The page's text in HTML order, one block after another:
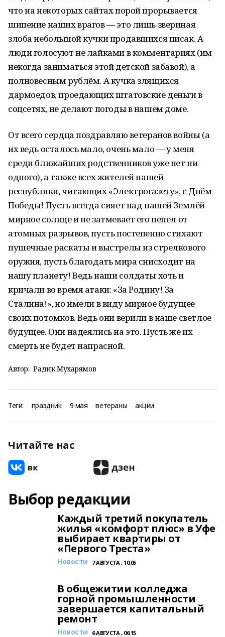
что на некоторых сайтах порой прорывается
шипение наших врагов — это лишь звериная
злоба небольшой кучки продавшихся писак. А
люди голосуют не лайками в комментариях (им
некогда заниматься этой детской забавой), а
полновесным рублём. А кучка злящихся
дармоедов, проедающих штатовские деньги в
соцсетях, не делают погоды в нашем доме.
От всего сердца поздравляю ветеранов войны (а
их ведь осталось мало, очень мало — у меня
среди ближайших родственников уже нет ни
одного), а также всех жителей нашей
республики, читающих «Электрогазету», с Днём
Победы! Пусть всегда сияет над нашей Землёй
мирное солнце и не затмевает его пепел от
атомных разрывов, пусть постепенно стихают
пушечные раскаты и выстрелы из стрелкового
оружия, пусть благодать мира снисходит на
нашу планету! Ведь наши солдаты хоть и
кричали во время атаки: «За Родину! За
Сталина!», но имели в виду мирное будущее
своих потомков. Ведь они верили в наше светлое
будущее. Они надеялись на это. Пусть же их
смерть не будет напрасной.
Автор: Радик Мухарямов
Теги: праздник 9 мая ветераны акции
Читайте нас
Выбор редакции
Каждый третий покупатель
жилья «комфорт плюс» в Уфе
выбирает квартиры от
«Первого Треста»
Новости 7 АВГУСТА , 10:05
В общежитии колледжа
горной промышленности
завершается капитальный
ремонт
Новости 6 АВГУСТА , 06:15